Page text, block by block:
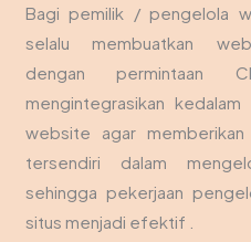
Bagi pemilik / pengelola
selalu membuatkan
dengan permintaan
mengintegrasikan kedalam
website agar memberikan
tersendiri dalam
sehingga pekerjaan
situs menjadi efektif .